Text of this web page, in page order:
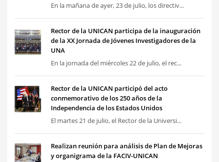
En la mañana de ayer, 23 de julio, los directiv...
Rector de la UNICAN participa de la inauguración
de la XX Jornada de Jóvenes Investigadores de la
UNA
En la jornada del miércoles 22 de julio, el rec...
Rector de la UNICAN participó del acto
conmemorativo de los 250 años de la
Independencia de los Estados Unidos
El martes 21 de julio, el Rector de la Universi...
Realizan reunión para análisis de Plan de Mejoras
y organigrama de la FACIV-UNICAN